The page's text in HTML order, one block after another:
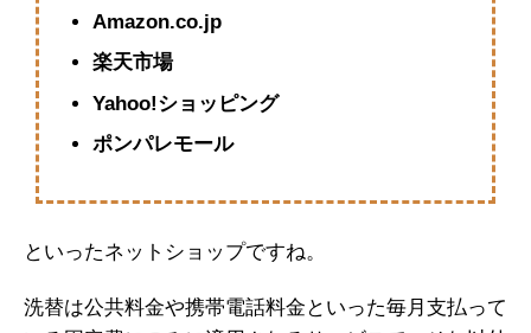
Amazon.co.jp
楽天市場
Yahoo!ショッピング
ポンパレモール
といったネットショップですね。
洗替は公共料金や携帯電話料金といった毎月支払って